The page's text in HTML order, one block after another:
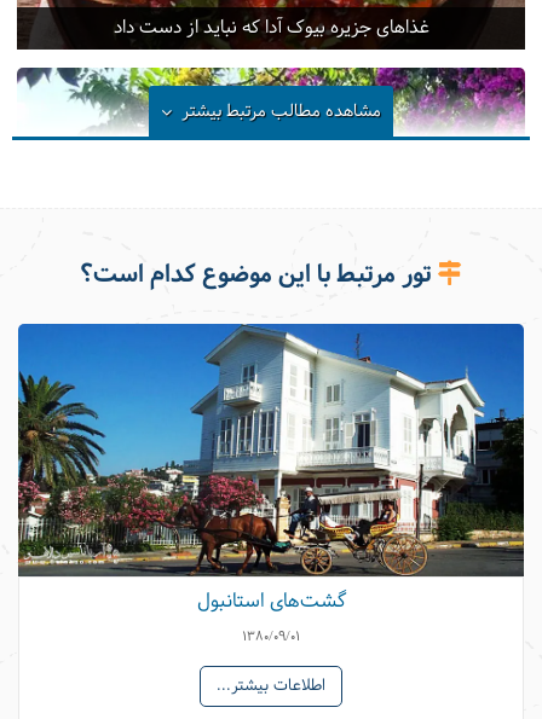
غذاهای جزیره بیوک آدا که نباید از دست داد
آیا سفر به بیوک آدا را می‌پسندم؟
مشاهده مطالب مرتبطبیشتر
تور مرتبط با این موضوع کدام است؟
گشت‌های استانبول
1380/09/01
اطلاعات بیشتر...